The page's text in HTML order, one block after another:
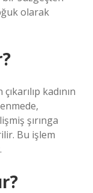
olarak
kadının
şırınga
Bu işlem